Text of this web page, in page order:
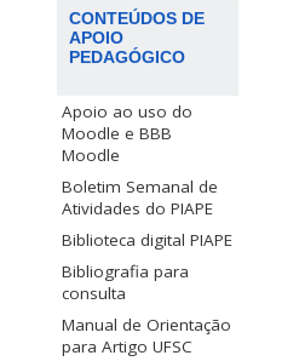
CONTEÚDOS DE
APOIO
PEDAGÓGICO
Apoio ao uso do
Moodle e BBB
Moodle
Boletim Semanal de
Atividades do PIAPE
Biblioteca digital PIAPE
Bibliografia para
consulta
Manual de Orientação
para Artigo UFSC